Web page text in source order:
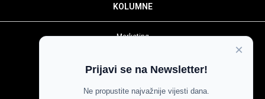
KOLUMNE
Marketing
Impressum
Pravila komentiranja
×
Prijavi se na Newsletter!
Ne propustite najvažnije vijesti dana.